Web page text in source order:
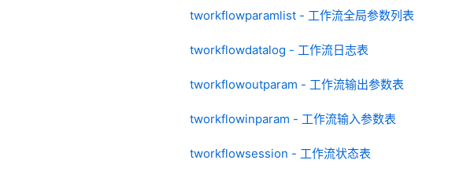
tworkflowparamlist - 工作流全局参数列表
tworkflowdatalog - 工作流日志表
tworkflowoutparam - 工作流输出参数表
tworkflowinparam - 工作流输入参数表
tworkflowsession - 工作流状态表